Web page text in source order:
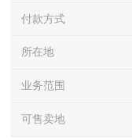
付款方式
所在地
业务范围
可售卖地